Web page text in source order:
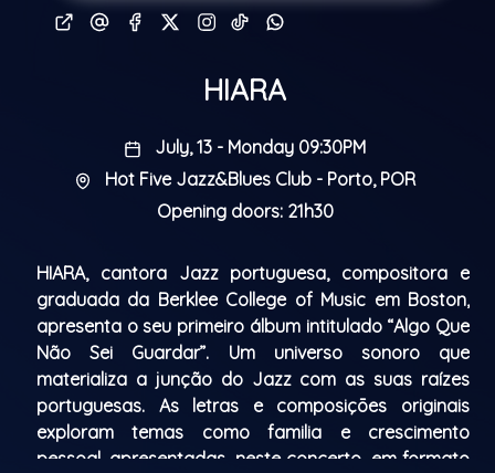
HIARA
July, 13 - Monday 09:30PM
Hot Five Jazz&Blues Club - Porto, POR
Opening doors: 21h30
HIARA, cantora Jazz portuguesa, compositora e
graduada da Berklee College of Music em Boston,
apresenta o seu primeiro álbum intitulado “Algo Que
Não Sei Guardar”. Um universo sonoro que
materializa a junção do Jazz com as suas raízes
portuguesas. As letras e composiçōes originais
exploram temas como familia e crescimento
pessoal, apresentadas, neste concerto, em formato